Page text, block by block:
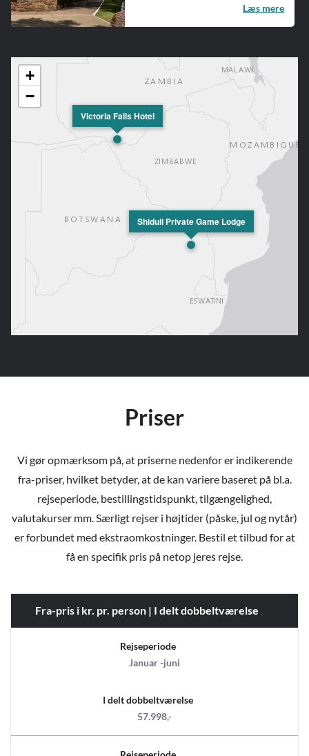
Læs mere
Shiduli Private Game Lodge
Victoria Falls Hotel
+
−
Priser
Vi gør opmærksom på, at priserne nedenfor er indikerende
fra-priser, hvilket betyder, at de kan variere baseret på bl.a.
rejseperiode, bestillingstidspunkt, tilgængelighed,
valutakurser mm. Særligt rejser i højtider (påske, jul og nytår)
er forbundet med ekstraomkostninger. Bestil et tilbud for at
få en specifik pris på netop jeres rejse.
Fra-pris i kr. pr. person | I delt dobbeltværelse
Rejseperiode
Januar -juni
I delt dobbeltværelse
57.998,-